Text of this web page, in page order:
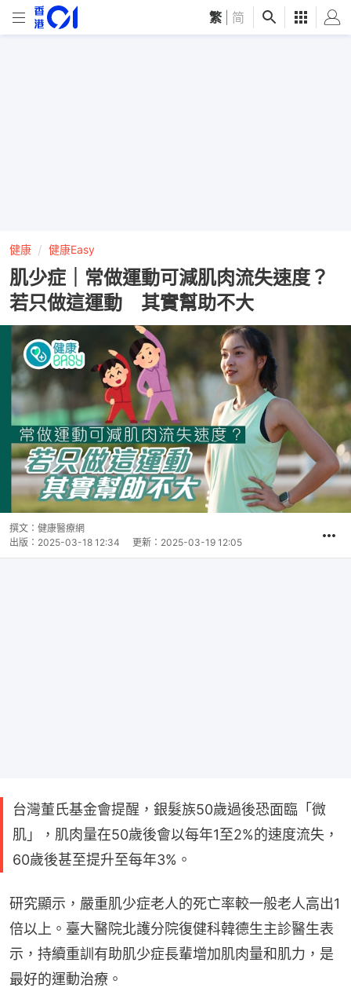
繁 简
健康 健康Easy
肌少症｜常做運動可減肌肉流失速度？
若只做這運動 其實幫助不大
撰文： 健康醫療網
出版： 2025-03-18 12:34 更新： 2025-03-19 12:05
台灣董氏基金會提醒，銀髮族50歲過後恐面臨「微
肌」，肌肉量在50歲後會以每年1至2%的速度流失，
60歲後甚至提升至每年3%。
研究顯示，嚴重肌少症老人的死亡率較一般老人高出1
倍以上。臺大醫院北護分院復健科韓德生主診醫生表
示，持續重訓有助肌少症長輩增加肌肉量和肌力，是
最好的運動治療。